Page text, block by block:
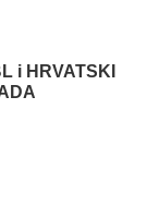
i HRVATSKI